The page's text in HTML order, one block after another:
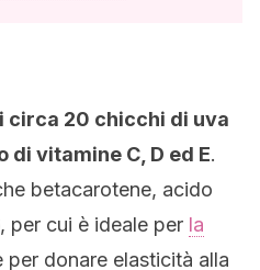
circa 20 chicchi di uva
vitamine C, D ed E.
betacarotene, acido
per cui è ideale per la
per donare elasticità alla